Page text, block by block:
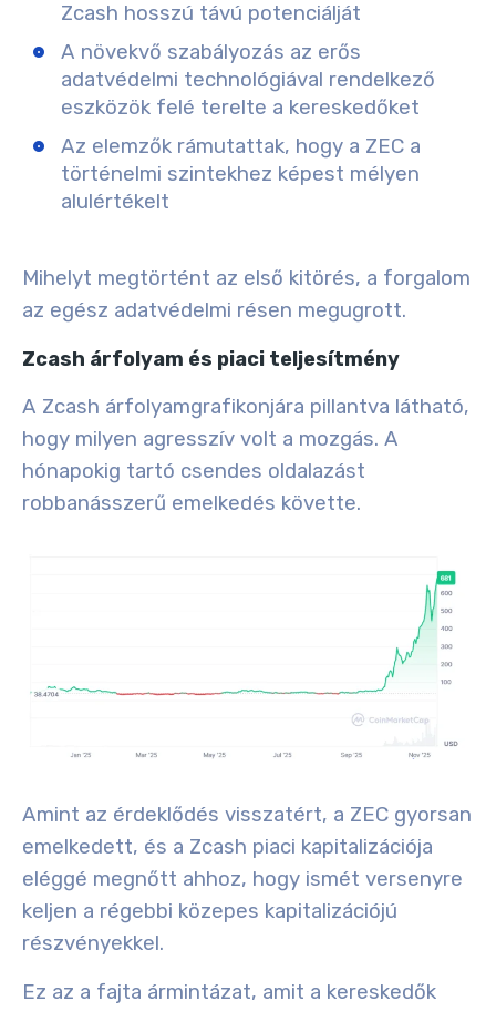
Zcash hosszú távú potenciálját
A növekvő szabályozás az erős
adatvédelmi technológiával rendelkező
eszközök felé terelte a kereskedőket
Az elemzők rámutattak, hogy a ZEC a
történelmi szintekhez képest mélyen
alulértékelt
Mihelyt megtörtént az első kitörés, a forgalom
az egész adatvédelmi résen megugrott.
Zcash árfolyam és piaci teljesítmény
A Zcash árfolyamgrafikonjára pillantva látható,
hogy milyen agresszív volt a mozgás. A
hónapokig tartó csendes oldalazást
robbanásszerű emelkedés követte.
Amint az érdeklődés visszatért, a ZEC gyorsan
emelkedett, és a Zcash piaci kapitalizációja
eléggé megnőtt ahhoz, hogy ismét versenyre
keljen a régebbi közepes kapitalizációjú
részvényekkel.
Ez az a fajta ármintázat, amit a kereskedők